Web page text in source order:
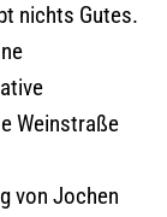
nichts Gutes.
Weinstraße
von Jochen